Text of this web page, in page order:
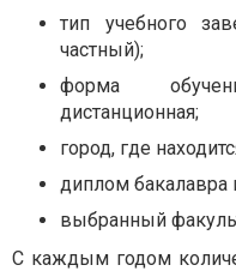
тип учебного
частный);
форма
дистанционная;
город, где
диплом бакалавра
выбранный
С каждым годом